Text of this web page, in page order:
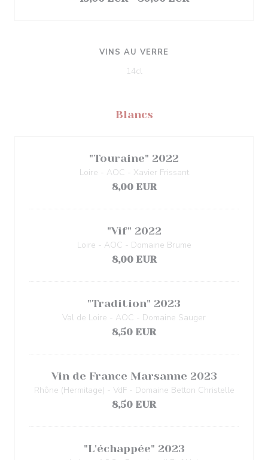
VINS AU VERRE
14cl
Blancs
"Touraine" 2022
Loire - AOC - Xavier Frissant
8,00 EUR
"Vif" 2022
Loire - AOC - Domaine Brume
8,00 EUR
"Tradition" 2023
Val de Loire - AOC - Domaine Sauger
8,50 EUR
Vin de France Marsanne 2023
Rhône (Hermitage) - VdF - Domaine Betton Christelle
8,50 EUR
"L'échappée" 2023